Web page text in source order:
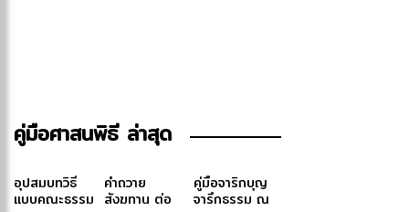
คู่มือศาสนพิธี ล่าสุด
อุปสมบทวิธี
แบบคณะธรรม
คำถวาย
สังฆทาน ต่อ
คู่มือจาริกบุญ
จารึกธรรม ณ